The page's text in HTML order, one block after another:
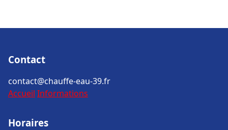
Contact
contact@chauffe-eau-39.fr
Accueil Informations
Horaires